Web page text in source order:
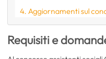
Aggiornamenti sul
Requisiti e